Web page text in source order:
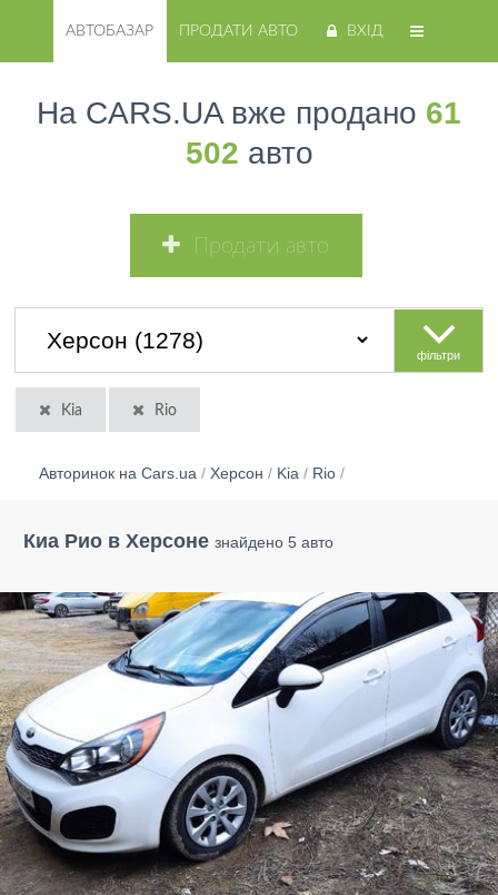
АВТОБАЗАР ПРОДАТИ АВТО ВХІД
На CARS.UA вже продано 61
502 авто
Продати авто
фільтри
Kia Rio
Авторинок на Cars.ua / Херсон / Kia / Rio /
Киа Рио в Херсоне знайдено 5 авто